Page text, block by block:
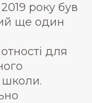
року був
ще один
для
школи.